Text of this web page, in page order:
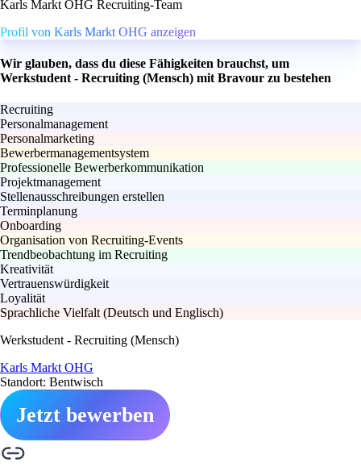
Karls Markt OHG Recruiting-Team
Profil von Karls Markt OHG anzeigen
Wir glauben, dass du diese Fähigkeiten brauchst, um
Werkstudent - Recruiting (Mensch) mit Bravour zu bestehen
Recruiting
Personalmanagement
Personalmarketing
Bewerbermanagementsystem
Professionelle Bewerberkommunikation
Projektmanagement
Stellenausschreibungen erstellen
Terminplanung
Onboarding
Organisation von Recruiting-Events
Trendbeobachtung im Recruiting
Kreativität
Vertrauenswürdigkeit
Loyalität
Sprachliche Vielfalt (Deutsch und Englisch)
Werkstudent - Recruiting (Mensch)
Karls Markt OHG
Standort: Bentwisch
Jetzt bewerben